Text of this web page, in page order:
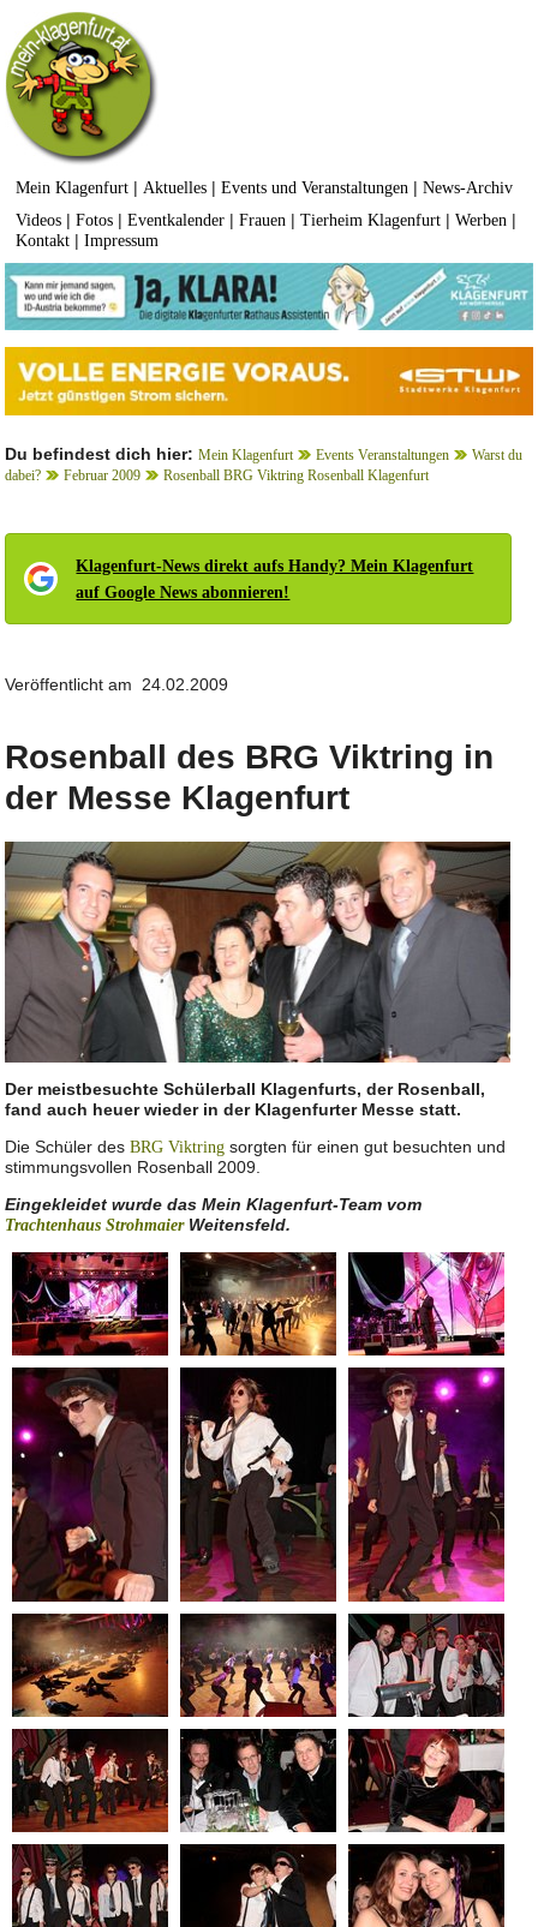
Mein Klagenfurt | Aktuelles |Events und Veranstaltungen |News-Archiv
Videos |Fotos |Eventkalender |Frauen |Tierheim Klagenfurt |Werben |
Kontakt |Impressum
Du befindest dich hier: Mein Klagenfurt Events Veranstaltungen
Warst du
dabei?
Februar 2009 Rosenball BRG Viktring Rosenball Klagenfurt
Klagenfurt-News direkt aufs Handy? Mein Klagenfurt
auf Google News abonnieren!
Veröffentlicht am 24.02.2009
Rosenball des BRG Viktring in
der Messe Klagenfurt
Der meistbesuchte Schülerball Klagenfurts, der Rosenball,
fand auch heuer wieder in der Klagenfurter Messe statt.
Die Schüler desBRG Viktring sorgten für einen gut besuchten und
stimmungsvollen Rosenball 2009.
Eingekleidet wurde das Mein Klagenfurt-Team vom
Trachtenhaus StrohmaierWeitensfeld.